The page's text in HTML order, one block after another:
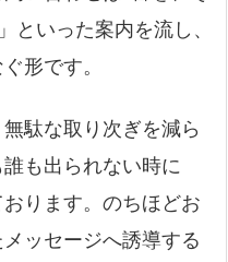
といった案内を流し、
形です。
駄な取り次ぎを減ら
も出られない時に
おります。のちほどお
ッセージへ誘導する